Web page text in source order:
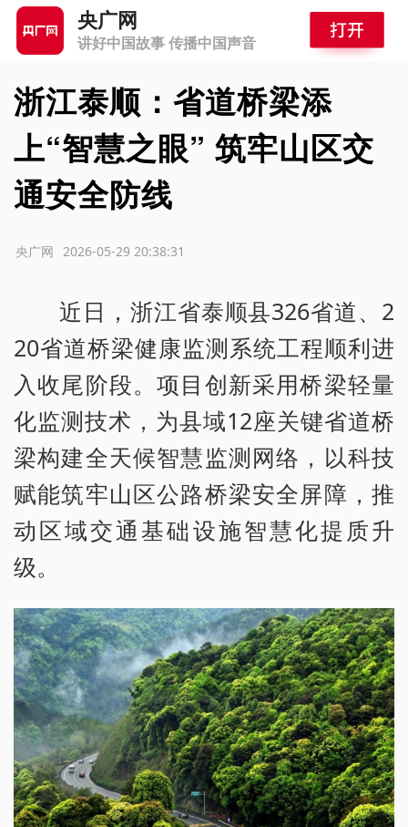
央广网
讲好中国故事 传播中国声音
浙江泰顺：省道桥梁添
上“智慧之眼” 筑牢山区交
通安全防线
2026-05-29 20:38:31
央广网
近日，浙江省泰顺县326省道、2
20省道桥梁健康监测系统工程顺利进
入收尾阶段。项目创新采用桥梁轻量
化监测技术，为县域12座关键省道桥
梁构建全天候智慧监测网络，以科技
赋能筑牢山区公路桥梁安全屏障，推
动区域交通基础设施智慧化提质升
级。